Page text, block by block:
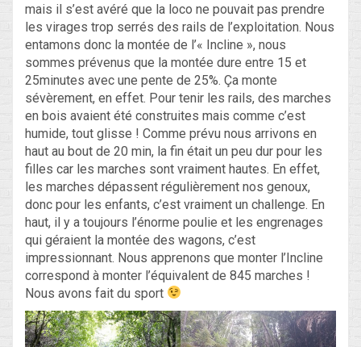
mais il s’est avéré que la loco ne pouvait pas prendre
les virages trop serrés des rails de l’exploitation. Nous
entamons donc la montée de l’« Incline », nous
sommes prévenus que la montée dure entre 15 et
25minutes avec une pente de 25%. Ça monte
sévèrement, en effet. Pour tenir les rails, des marches
en bois avaient été construites mais comme c’est
humide, tout glisse ! Comme prévu nous arrivons en
haut au bout de 20 min, la fin était un peu dur pour les
filles car les marches sont vraiment hautes. En effet,
les marches dépassent régulièrement nos genoux,
donc pour les enfants, c’est vraiment un challenge. En
haut, il y a toujours l’énorme poulie et les engrenages
qui géraient la montée des wagons, c’est
impressionnant. Nous apprenons que monter l’Incline
correspond à monter l’équivalent de 845 marches !
Nous avons fait du sport